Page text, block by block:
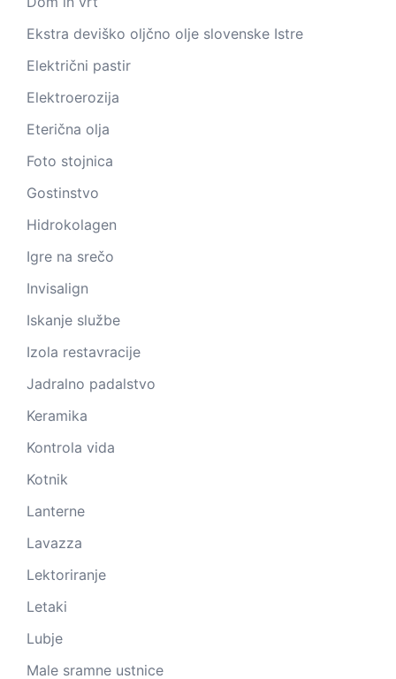
Ekstra deviško oljčno olje slovenske Istre
Električni pastir
Elektroerozija
Eterična olja
Foto stojnica
Gostinstvo
Hidrokolagen
Igre na srečo
Invisalign
Iskanje službe
Izola restavracije
Jadralno padalstvo
Keramika
Kontrola vida
Kotnik
Lanterne
Lavazza
Lektoriranje
Letaki
Lubje
Male sramne ustnice